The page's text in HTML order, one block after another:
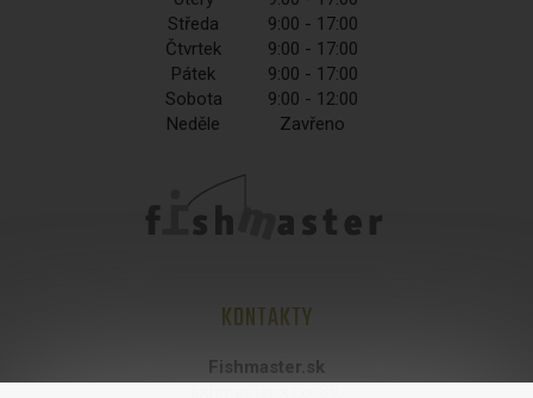
Středa
9:00 - 17:00
Čtvrtek
9:00 - 17:00
Pátek
9:00 - 17:00
Sobota
9:00 - 12:00
Neděle
Zavřeno
KONTAKTY
Fishmaster.sk